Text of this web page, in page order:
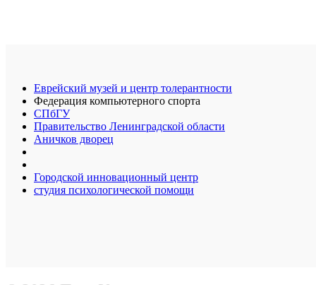
Еврейский музей и центр толерантности
Федерация компьютерного спорта
СПбГУ
Правительство Ленинградской области
Аничков дворец
Городской инновационный центр
студия психологической помощи